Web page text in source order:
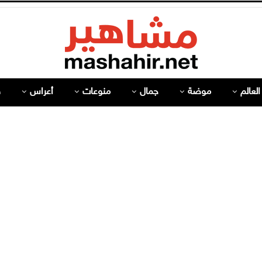
موضة جمال منوعات أعراس